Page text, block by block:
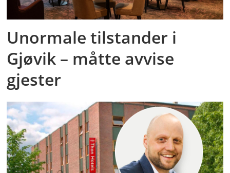
Unormale tilstander i
Gjøvik – måtte avvise
gjester